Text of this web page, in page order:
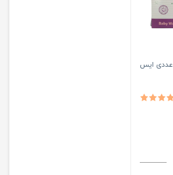
حوله دست و صورت 10 عددی ایس